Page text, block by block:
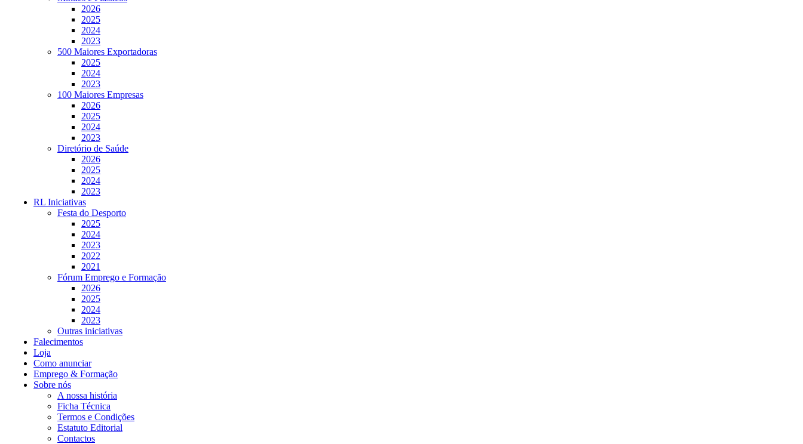
2026
2025
2024
2023
500 Maiores Exportadoras
2025
2024
2023
100 Maiores Empresas
2026
2025
2024
2023
Diretório de Saúde
2026
2025
2024
2023
RL Iniciativas
Festa do Desporto
2025
2024
2023
2022
2021
Fórum Emprego e Formação
2026
2025
2024
2023
Outras iniciativas
Falecimentos
Loja
Como anunciar
Emprego & Formação
Sobre nós
A nossa história
Ficha Técnica
Termos e Condições
Estatuto Editorial
Contactos